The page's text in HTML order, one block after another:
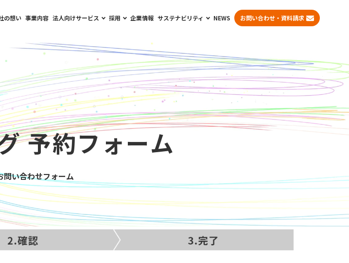
の想い 事業内容 法人向けサービス 採用 企業情報 サステナビリティ NEWS お問い合わせ・資料請求
問い合わせフォーム
予約フォーム